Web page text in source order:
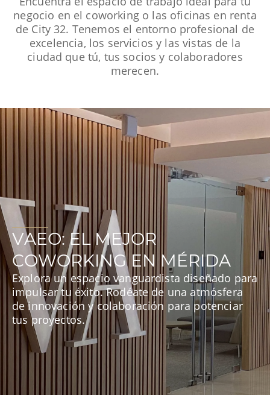
negocio en el coworking o las oficinas en renta
de City 32. Tenemos el entorno profesional de
excelencia, los servicios y las vistas de la
ciudad que tú, tus socios y colaboradores
merecen.
VAEO: EL MEJOR
COWORKING EN MÉRIDA
Explora un espacio vanguardista diseñado para
impulsar tu éxito. Rodéate de una atmósfera
de innovación y colaboración para potenciar
tus proyectos.